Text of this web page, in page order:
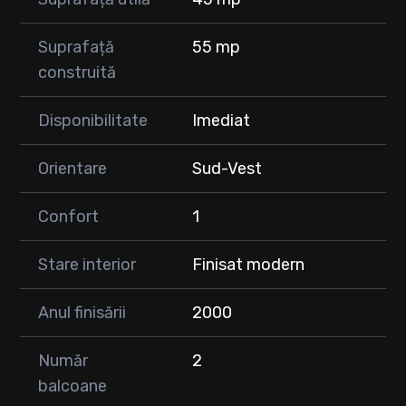
• ideal pentru locuință personală sau investiție
💶 Preț: 144.000 euro
Bonus ( parcare și boxă la subsol )
📞 Pentru mai multe detalii sau programarea unei vizionări:
Direct Imobiliare
0747 353 752 ✨
Suprafață
construită
55 mp
Disponibilitate Imediat
Orientare Sud-Vest
Confort 1
Stare interior Finisat modern
Anul finisării 2000
Număr
balcoane
2